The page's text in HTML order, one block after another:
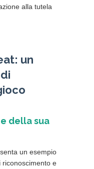
alla tutela
un
della sua
un esempio
riconoscimento e